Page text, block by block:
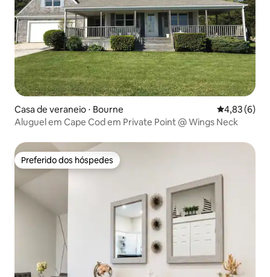
Casa de veraneio ⋅ Bourne 4,83 de uma
4,83 (6)
Aluguel em Cape Cod em Private Point @ Wings Neck
Preferido dos hóspedes
Preferido dos hóspedes